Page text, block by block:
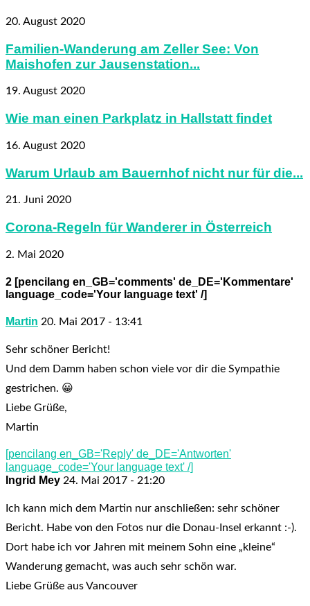
20. August 2020
Familien-Wanderung am Zeller See: Von
Maishofen zur Jausenstation...
19. August 2020
Wie man einen Parkplatz in Hallstatt findet
16. August 2020
Warum Urlaub am Bauernhof nicht nur für die...
21. Juni 2020
Corona-Regeln für Wanderer in Österreich
2. Mai 2020
2 [pencilang en_GB='comments' de_DE='Kommentare'
language_code='Your language text' /]
Martin 20. Mai 2017 - 13:41
Sehr schöner Bericht!
Und dem Damm haben schon viele vor dir die Sympathie
gestrichen. 😀
Liebe Grüße,
Martin
[pencilang en_GB='Reply' de_DE='Antworten'
language_code='Your language text' /]
Ingrid Mey 24. Mai 2017 - 21:20
Ich kann mich dem Martin nur anschließen: sehr schöner
Bericht. Habe von den Fotos nur die Donau-Insel erkannt :-).
Dort habe ich vor Jahren mit meinem Sohn eine „kleine“
Wanderung gemacht, was auch sehr schön war.
Liebe Grüße aus Vancouver